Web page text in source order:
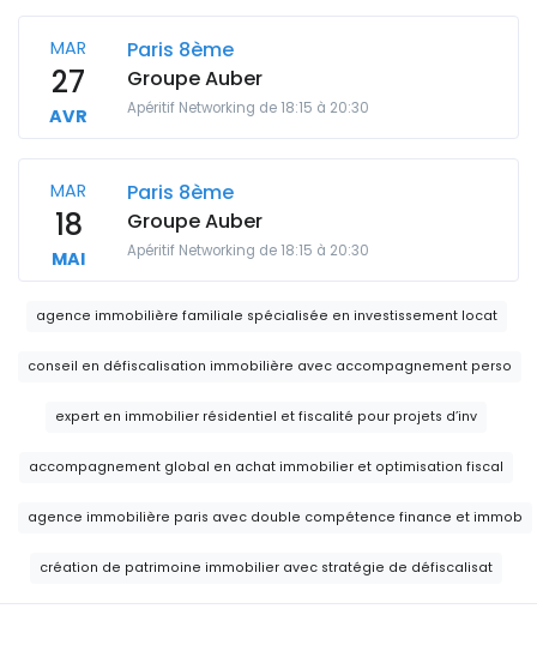
MAR
27
AVR
Paris 8ème
Groupe Auber
Apéritif Networking de 18:15 à 20:30
MAR
18
MAI
Paris 8ème
Groupe Auber
Apéritif Networking de 18:15 à 20:30
agence immobilière familiale spécialisée en investissement locat
conseil en défiscalisation immobilière avec accompagnement perso
expert en immobilier résidentiel et fiscalité pour projets d’inv
accompagnement global en achat immobilier et optimisation fiscal
agence immobilière paris avec double compétence finance et immob
création de patrimoine immobilier avec stratégie de défiscalisat